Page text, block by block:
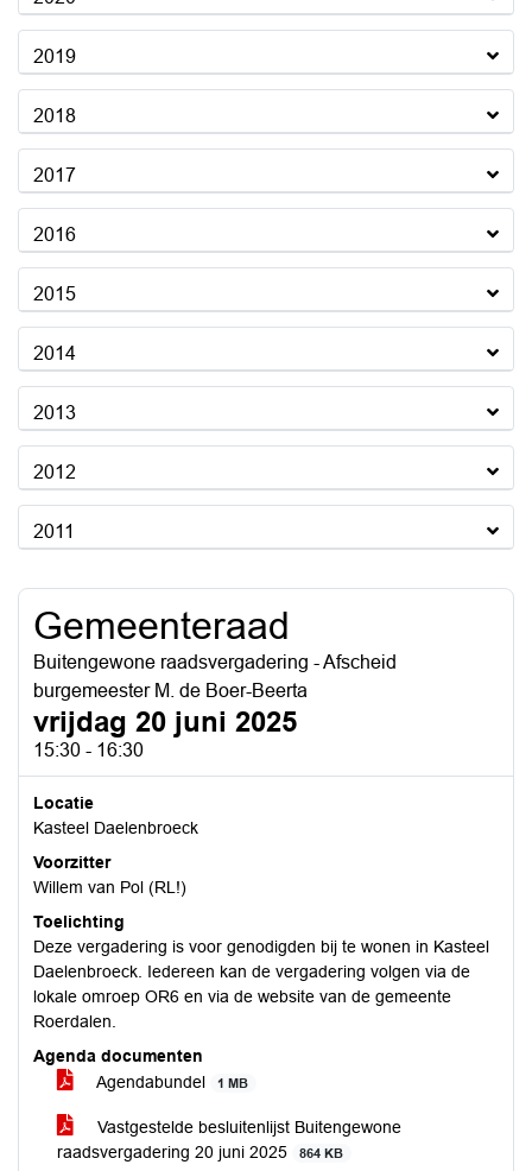
2019
2018
2017
2016
2015
2014
2013
2012
2011
Gemeenteraad
Buitengewone raadsvergadering - Afscheid
burgemeester M. de Boer-Beerta
vrijdag 20 juni 2025
15:30 - 16:30
Locatie
Kasteel Daelenbroeck
Voorzitter
Willem van Pol (RL!)
Toelichting
Deze vergadering is voor genodigden bij te wonen in Kasteel
Daelenbroeck. Iedereen kan de vergadering volgen via de
lokale omroep OR6 en via de website van de gemeente
Roerdalen.
Agenda documenten
Agendabundel
1 MB
Vastgestelde besluitenlijst Buitengewone
raadsvergadering 20 juni 2025
864 KB